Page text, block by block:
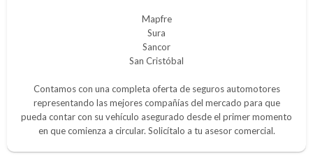
Mapfre
Sura
Sancor
San Cristóbal
Contamos con una completa oferta de seguros automotores
representando las mejores compañías del mercado para que
pueda contar con su vehículo asegurado desde el primer momento
en que comienza a circular. Solicítalo a tu asesor comercial.